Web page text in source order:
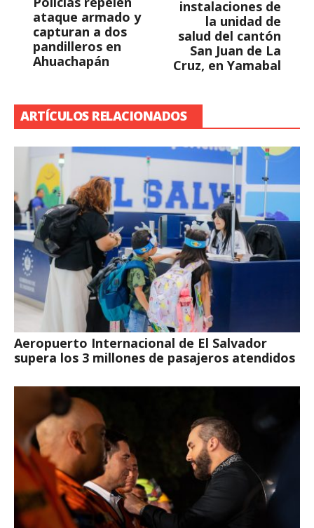
ataque armado y
capturan a dos
pandilleros en
Ahuachapán
instalaciones de
la unidad de
salud del cantón
San Juan de La
Cruz, en Yamabal
ARTÍCULOS RELACIONADOS
Aeropuerto Internacional de El Salvador
supera los 3 millones de pasajeros atendidos